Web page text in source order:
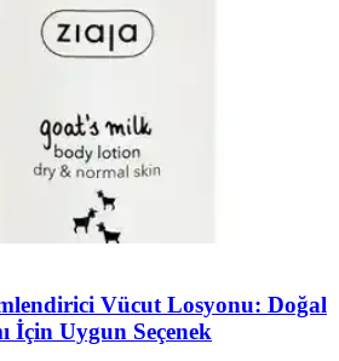
Vücut Losyonu: Doğal
İçin Uygun Seçenek